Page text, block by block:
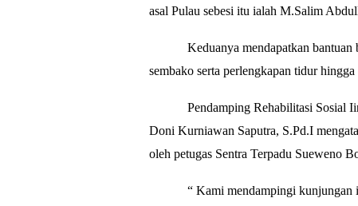
asal Pulau sebesi itu ialah M.Salim
Keduanya mendapatkan
sembako serta perlengkapan tidur
Pendamping Rehabilitasi Sosial
Doni Kurniawan Saputra, S.Pd.I
oleh petugas Sentra Terpadu Sueweno
“ Kami mendampingi kunjungan